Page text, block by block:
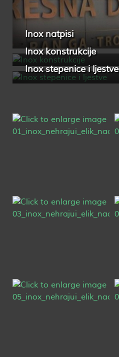
Inox natpisi
Inox konstrukcije
Inox stepenice i ljestve